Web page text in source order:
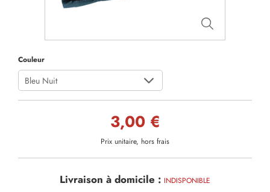
Couleur
Bleu Nuit
3,00 €
Prix unitaire, hors frais
Livraison à domicile : INDISPONIBLE